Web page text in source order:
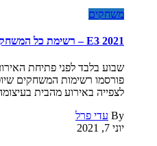
משחקים
E3 2021 – רשימת כל המשחקים שיופיעו באירוע
שבוע בלבד לפני פתיחת
לצפייה באירוע מהבית
By עדי פרל
יוני 7, 2021